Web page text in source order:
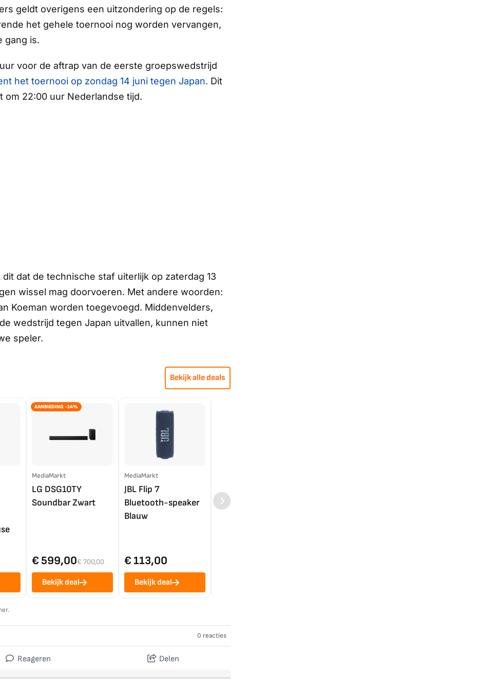
geldt overigens een uitzondering op de regels:
het gehele toernooi nog worden vervangen,
gang is.
voor de aftrap van de eerste groepswedstrijd
het toernooi op zondag 14 juni tegen Japan. Dit
om 22:00 uur Nederlandse tijd.
dat de technische staf uiterlijk op zaterdag 13
wissel mag doorvoeren. Met andere woorden:
Koeman worden toegevoegd. Middenvelders,
wedstrijd tegen Japan uitvallen, kunnen niet
speler.
Bekijk alle deals
AANBIEDING -14%
MediaMarkt
LG DSG10TY
Soundbar Zwart
€ 599,00€ 700,00
Bekijk deal
MediaMarkt
JBL Flip 7
Bluetooth-speaker
Blauw
€ 113,00
Bekijk deal
LG OLED55C56LB
4K TV (2025)
0 reacties
Reageren Delen